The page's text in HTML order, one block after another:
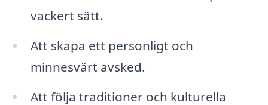
vackert sätt.
Att skapa ett personligt och
minnesvärt avsked.
Att följa traditioner och kulturella